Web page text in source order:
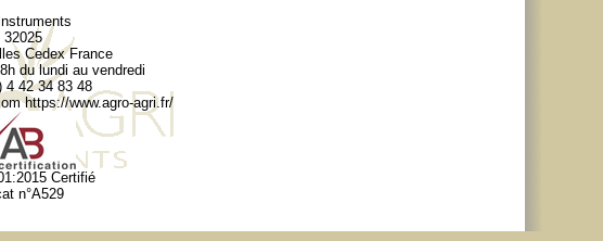
32025
Cedex France
du lundi au vendredi
4 42 34 83 48
https://www.agro-agri.fr/
Certifié
n°A529